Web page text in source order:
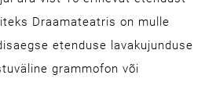
Draamateatris on mulle
etenduse lavakujunduse
grammofon või